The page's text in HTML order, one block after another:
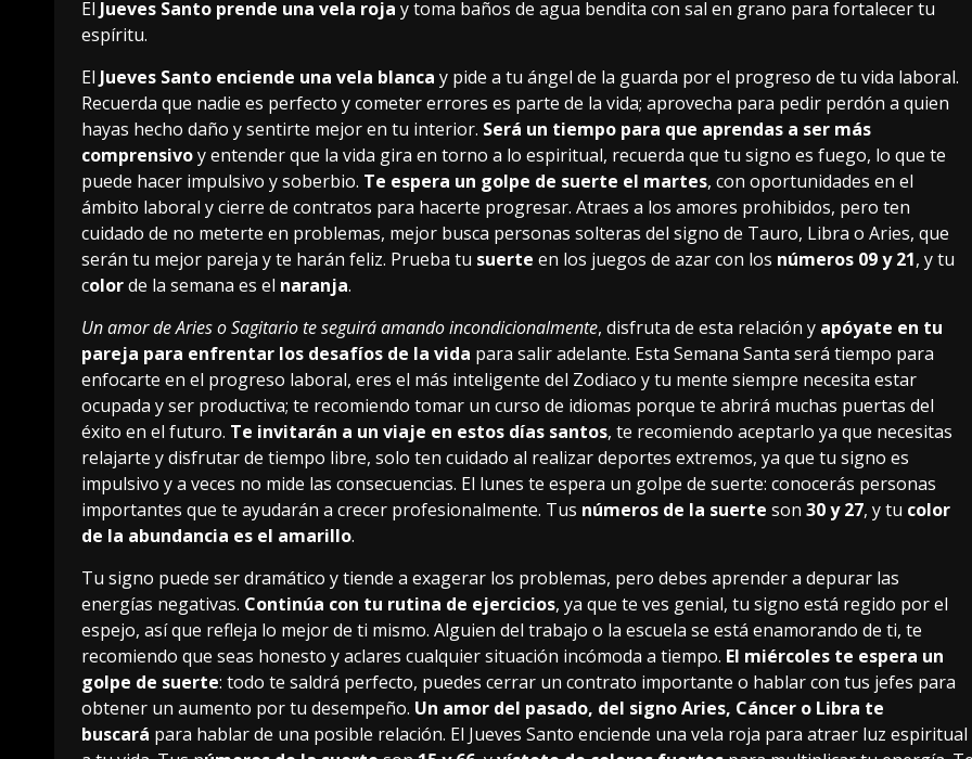
El Jueves Santo prende una vela roja y toma baños de agua bendita con sal en grano para fortalecer tu
espíritu.
El Jueves Santo enciende una vela blanca y pide a tu ángel de la guarda por el progreso de tu vida laboral.
Recuerda que nadie es perfecto y cometer errores es parte de la vida; aprovecha para pedir perdón a quien
hayas hecho daño y sentirte mejor en tu interior. Será un tiempo para que aprendas a ser más
comprensivoy entender que la vida gira en torno a lo espiritual, recuerda que tu signo es fuego, lo que te
puede hacer impulsivo y soberbio. Te espera un golpe de suerte el martes, con oportunidades en el
ámbito laboral y cierre de contratos para hacerte progresar. Atraes a los amores prohibidos, pero ten
cuidado de no meterte en problemas, mejor busca personas solteras del signo de Tauro, Libra o Aries, que
serán tu mejor pareja y te harán feliz. Prueba tu suerte en los juegos de azar con los números 09 y 21, y tu
colorde la semana es el naranja.
Un amor de Aries o Sagitario te seguirá amando incondicionalmente, disfruta de esta relación y apóyate en tu
pareja para enfrentar los desafíos de la vida para salir adelante. Esta Semana Santa será tiempo para
enfocarte en el progreso laboral, eres el más inteligente del Zodiaco y tu mente siempre necesita estar
ocupada y ser productiva; te recomiendo tomar un curso de idiomas porque te abrirá muchas puertas del
éxito en el futuro. Te invitarán a un viaje en estos días santos, te recomiendo aceptarlo ya que necesitas
relajarte y disfrutar de tiempo libre, solo ten cuidado al realizar deportes extremos, ya que tu signo es
impulsivo y a veces no mide las consecuencias. El lunes te espera un golpe de suerte: conocerás personas
importantes que te ayudarán a crecer profesionalmente. Tus números de la suerte son 30 y 27, y tu color
de la abundancia es el amarillo.
Tu signo puede ser dramático y tiende a exagerar los problemas, pero debes aprender a depurar las
energías negativas. Continúa con tu rutina de ejercicios, ya que te ves genial, tu signo está regido por el
espejo, así que refleja lo mejor de ti mismo. Alguien del trabajo o la escuela se está enamorando de ti, te
recomiendo que seas honesto y aclares cualquier situación incómoda a tiempo. El miércoles te espera un
golpe de suerte: todo te saldrá perfecto, puedes cerrar un contrato importante o hablar con tus jefes para
obtener un aumento por tu desempeño. Un amor del pasado, del signo Aries, Cáncer o Libra te
buscará para hablar de una posible relación. El Jueves Santo enciende una vela roja para atraer luz espiritual